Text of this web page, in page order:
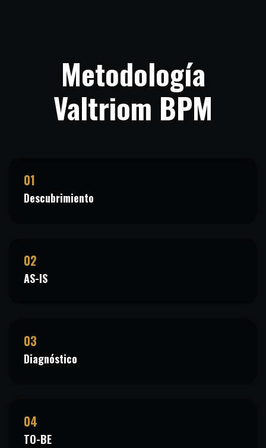
Metodología
Valtriom BPM
01
Descubrimiento
02
AS-IS
03
Diagnóstico
04
TO-BE